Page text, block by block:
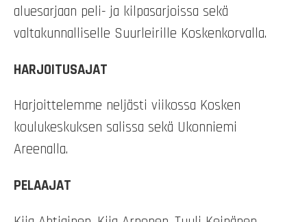
aluesarjaan peli- ja kilpasarjoissa sekä
valtakunnalliselle Suurleirille Koskenkorvalla.
HARJOITUSAJAT
Harjoittelemme neljästi viikossa Kosken
koulukeskuksen salissa sekä Ukonniemi
Areenalla.
PELAAJAT